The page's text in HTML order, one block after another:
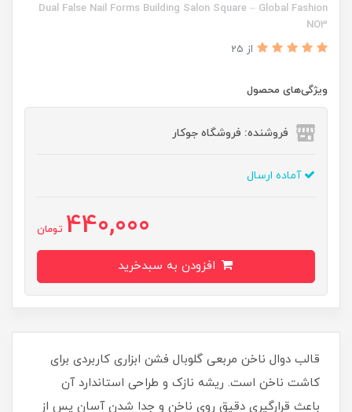
Dual False Nail Forms Building Salon Square – Global Fashion
NO3
از 25
ویژگی‌های محصول
فروشنده: فروشگاه جوکار
آماده ارسال
440,000 تومان
قالب دوال ناخن مربعی گلوبال فشن ابزاری کاربردی برای
کاشت ناخن است. ریشه نازک و طراحی استاندارد آن
باعث قرارگیری دقیق روی ناخن و جدا شدن آسان پس از